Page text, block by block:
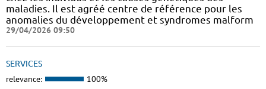
maladies. Il est agréé centre de référence pour les
anomalies du développement et syndromes malform
29/04/2026 09:50
SERVICES
relevance: 100%